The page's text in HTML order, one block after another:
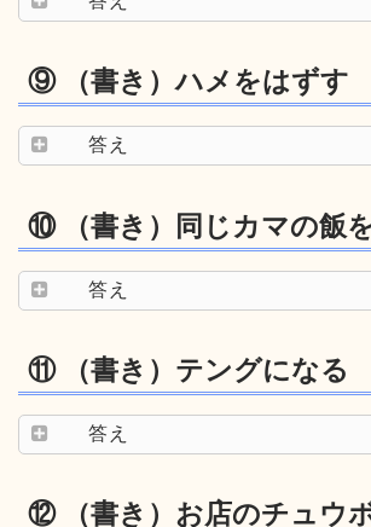
⑨ （書き）ハメをはずす
答え
⑩ （書き）同じカマの飯
答え
⑪ （書き）テングになる
答え
⑫ （書き）お店のチュウ